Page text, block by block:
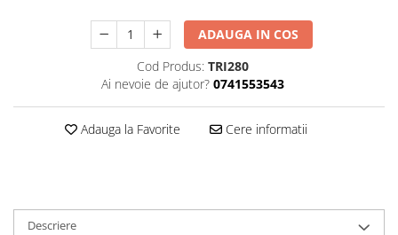
ADAUGA IN COS
Cod Produs: TRI280
Ai nevoie de ajutor? 0741553543
Adauga la Favorite Cere informatii
Descriere